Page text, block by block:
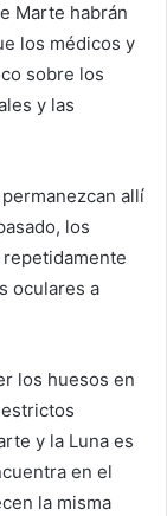
Marte habrán
los médicos y
sobre los
y las
allí
los
oculares a
los huesos en
y la Luna es
en el
la misma